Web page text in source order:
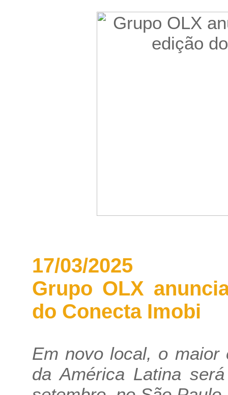
17/03/2025
Grupo OLX
do Conecta Imobi
Em novo local, o maior
da América Latina